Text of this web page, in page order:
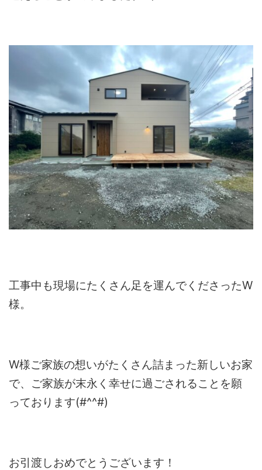
工事中も現場にたくさん足を運んでくださったW
様。
W様ご家族の想いがたくさん詰まった新しいお家
で、ご家族が末永く幸せに過ごされることを願
っております(#^^#)
お引渡しおめでとうございます！